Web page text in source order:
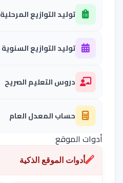
توليد التوازيع المرحلية
توليد التوازيع السنوية
دروس التعليم الصريح
حساب المعدل العام
أدوات الموقع
أدوات الموقع الذكية